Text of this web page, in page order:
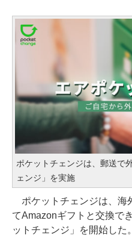
ポケットチェンジは、郵送で
ェンジ」を実施
ポケットチェンジは、海
てAmazonギフトと交換で
ットチェンジ」を開始した。